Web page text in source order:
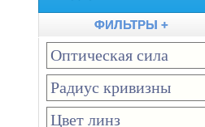
ФИЛЬТРЫ +